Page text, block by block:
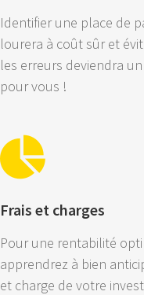
Identifier une place de
lourera à coût sûr et
les erreurs deviendra
pour vous !
Frais et charges
Pour une rentabilité
apprendrez à bien
et charge de votre